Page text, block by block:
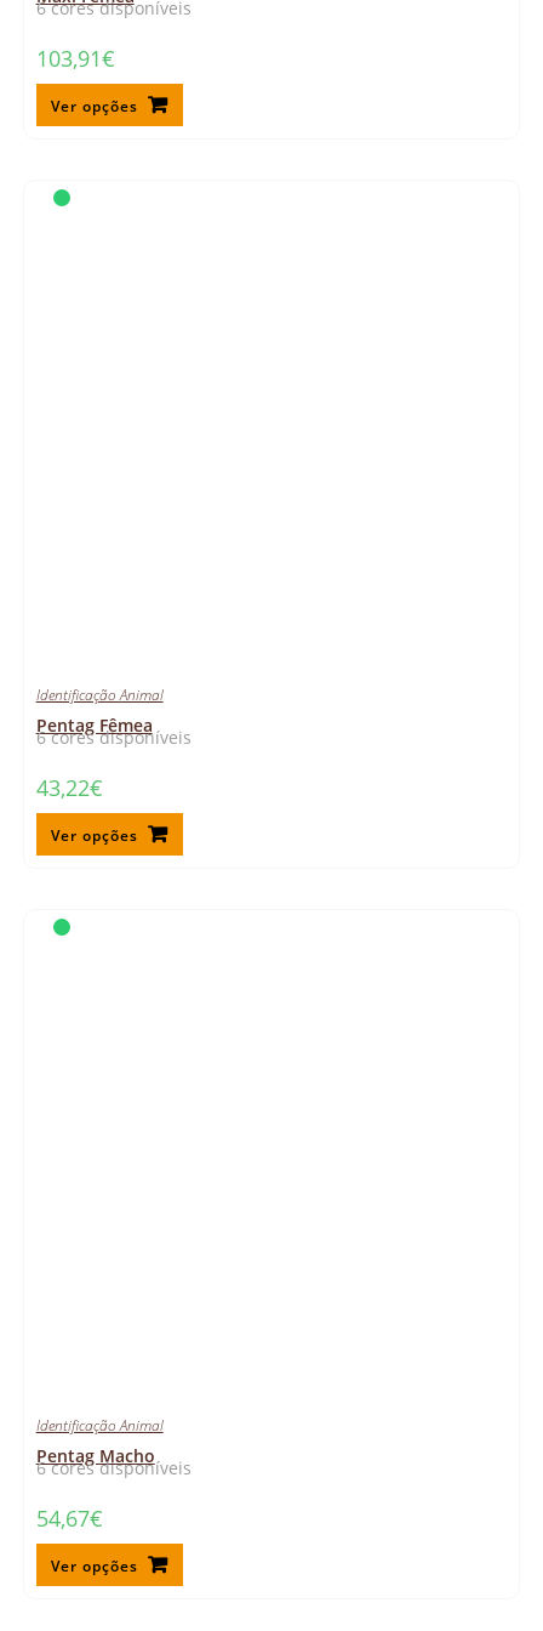
6 cores disponíveis
103,91€
Ver opções
6 cores disponíveis
Identificação Animal
Pentag Fêmea
43,22€
Ver opções
6 cores disponíveis
Identificação Animal
Pentag Macho
54,67€
Ver opções